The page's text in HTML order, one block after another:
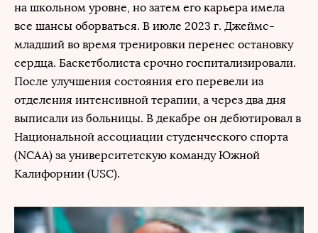
на школьном уровне, но затем его карьера имела
все шансы оборваться. В июле 2023 г. Джеймс-
младший во время тренировки перенес остановку
сердца. Баскетболиста срочно госпитализировали.
После улучшения состояния его перевели из
отделения интенсивной терапии, а через два дня
выписали из больницы. В декабре он дебютировал в
Национальной ассоциации студенческого спорта
(NCAA) за университетскую команду Южной
Калифорнии (USC).